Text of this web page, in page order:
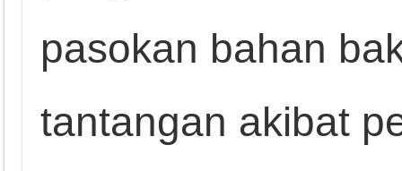
pasokan bahan
tantangan akibat